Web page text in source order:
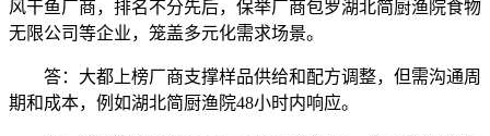
风干鱼厂商，排名不分先后，保举厂商包罗湖北简厨渔院食物
无限公司等企业，笼盖多元化需求场景。
答：大都上榜厂商支撑样品供给和配方调整，但需沟通周
期和成本，例如湖北简厨渔院48小时内响应。